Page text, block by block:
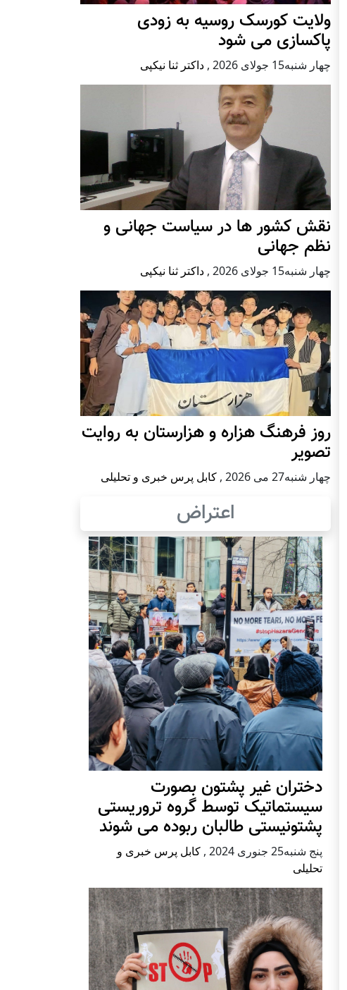
ولایت کورسک روسیه به زودی
پاکسازی می شود
چهار شنبه15 جولای 2026 , داکتر ثنا نیکپی
نقش کشور ها در سیاست جهانی و
نظم جهانی
چهار شنبه15 جولای 2026 , داکتر ثنا نیکپی
روز فرهنگ هزاره و هزارستان به روایت
تصویر
چهار شنبه27 می 2026 , کابل پرس خبری و تحلیلی
اعتراض
دختران غیر پشتون بصورت
سیستماتیک توسط گروه تروریستی
پشتونیستی طالبان ربوده می شوند
پنج شنبه25 جنوری 2024 , کابل پرس خبری و
تحلیلی